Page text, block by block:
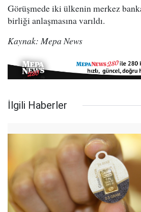
Görüşmede iki ülkenin merkez
birliği anlaşmasına varıldı.
Kaynak: Mepa News
İlgili Haberler